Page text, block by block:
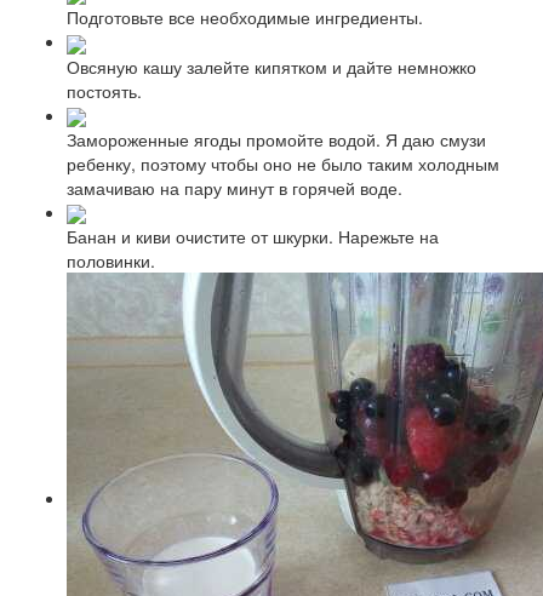
Подготовьте все необходимые ингредиенты.
Овсяную кашу залейте кипятком и дайте немножко
постоять.
Замороженные ягоды промойте водой. Я даю смузи
ребенку, поэтому чтобы оно не было таким холодным
замачиваю на пару минут в горячей воде.
Банан и киви очистите от шкурки. Нарежьте на
половинки.